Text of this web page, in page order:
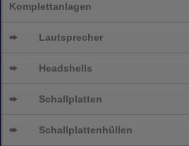
Komplettanlagen
➨ Lautsprecher
➨ Headshells
➨ Schallplatten
➨ Schallplattenhüllen